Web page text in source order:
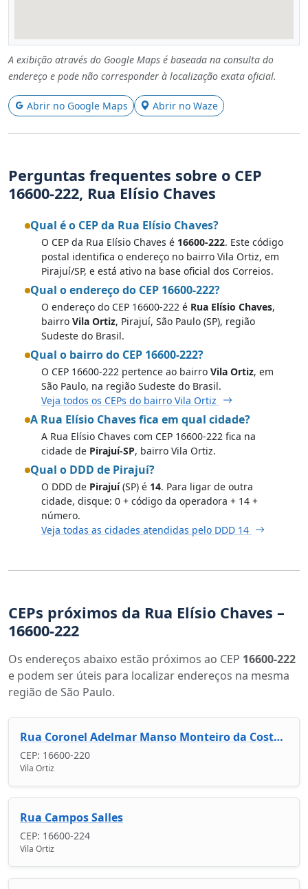
A exibição através do Google Maps é baseada na consulta do
endereço e pode não corresponder à localização exata oficial.
Abrir no Google Maps Abrir no Waze
Perguntas frequentes sobre o CEP
16600-222, Rua Elísio Chaves
Qual é o CEP da Rua Elísio Chaves?
O CEP da Rua Elísio Chaves é 16600-222. Este código
postal identifica o endereço no bairro Vila Ortiz, em
Pirajuí/SP, e está ativo na base oficial dos Correios.
Qual o endereço do CEP 16600-222?
O endereço do CEP 16600-222 é Rua Elísio Chaves,
bairro Vila Ortiz, Pirajuí, São Paulo (SP), região
Sudeste do Brasil.
Qual o bairro do CEP 16600-222?
O CEP 16600-222 pertence ao bairro Vila Ortiz, em
São Paulo, na região Sudeste do Brasil.
Veja todos os CEPs do bairro Vila Ortiz
A Rua Elísio Chaves fica em qual cidade?
A Rua Elísio Chaves com CEP 16600-222 fica na
cidade de Pirajuí-SP, bairro Vila Ortiz.
Qual o DDD de Pirajuí?
O DDD de Pirajuí(SP) é 14. Para ligar de outra
cidade, disque: 0 + código da operadora + 14 +
número.
Veja todas as cidades atendidas pelo DDD 14
CEPs próximos da Rua Elísio Chaves –
16600-222
Os endereços abaixo estão próximos ao CEP 16600-222
e podem ser úteis para localizar endereços na mesma
região de São Paulo.
Rua Coronel Adelmar Manso Monteiro da Costa Reis
CEP: 16600-220
Vila Ortiz
Rua Campos Salles
CEP: 16600-224
Vila Ortiz